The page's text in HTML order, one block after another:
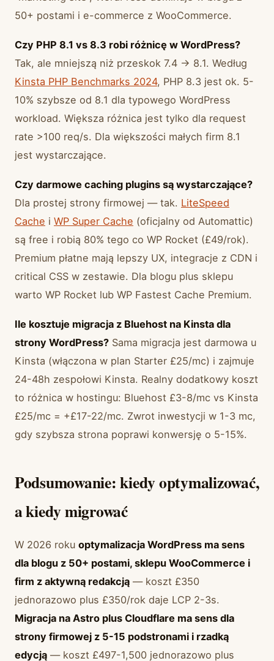
50+ postami i e-commerce z WooCommerce.
Czy PHP 8.1 vs 8.3 robi różnicę w WordPress?
Tak, ale mniejszą niż przeskok 7.4 → 8.1. Według
Kinsta PHP Benchmarks 2024, PHP 8.3 jest ok. 5-
10% szybsze od 8.1 dla typowego WordPress
workload. Większa różnica jest tylko dla request
rate >100 req/s. Dla większości małych firm 8.1
jest wystarczające.
Czy darmowe caching plugins są wystarczające?
Dla prostej strony firmowej — tak. LiteSpeed
Cache i WP Super Cache (oficjalny od Automattic)
są free i robią 80% tego co WP Rocket (£49/rok).
Premium płatne mają lepszy UX, integracje z CDN i
critical CSS w zestawie. Dla blogu plus sklepu
warto WP Rocket lub WP Fastest Cache Premium.
Ile kosztuje migracja z Bluehost na Kinsta dla
strony WordPress? Sama migracja jest darmowa u
Kinsta (włączona w plan Starter £25/mc) i zajmuje
24-48h zespołowi Kinsta. Realny dodatkowy koszt
to różnica w hostingu: Bluehost £3-8/mc vs Kinsta
£25/mc = +£17-22/mc. Zwrot inwestycji w 1-3 mc,
gdy szybsza strona poprawi konwersję o 5-15%.
Podsumowanie: kiedy optymalizować,
a kiedy migrować
W 2026 roku optymalizacja WordPress ma sens
dla blogu z 50+ postami, sklepu WooCommerce i
firm z aktywną redakcją — koszt £350
jednorazowo plus £350/rok daje LCP 2-3s.
Migracja na Astro plus Cloudflare ma sens dla
strony firmowej z 5-15 podstronami i rzadką
edycją — koszt £497-1,500 jednorazowo plus